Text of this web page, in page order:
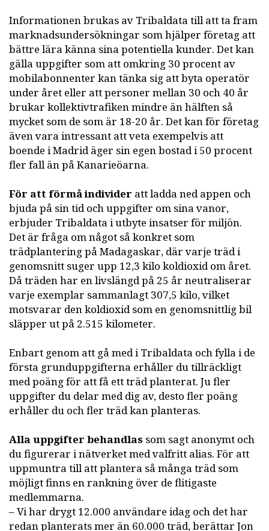
Informationen brukas av Tribaldata till att ta fram
marknadsundersökningar som hjälper företag att
bättre lära känna sina potentiella kunder. Det kan
gälla uppgifter som att omkring 30 procent av
mobilabonnenter kan tänka sig att byta operatör
under året eller att personer mellan 30 och 40 år
brukar kollektivtrafiken mindre än hälften så
mycket som de som är 18-20 år. Det kan för företag
även vara intressant att veta exempelvis att
boende i Madrid äger sin egen bostad i 50 procent
fler fall än på Kanarieöarna.
För att förmå individer att ladda ned appen och
bjuda på sin tid och uppgifter om sina vanor,
erbjuder Tribaldata i utbyte insatser för miljön.
Det är fråga om något så konkret som
trädplantering på Madagaskar, där varje träd i
genomsnitt suger upp 12,3 kilo koldioxid om året.
Då träden har en livslängd på 25 år neutraliserar
varje exemplar sammanlagt 307,5 kilo, vilket
motsvarar den koldioxid som en genomsnittlig bil
släpper ut på 2.515 kilometer.
Enbart genom att gå med i Tribaldata och fylla i de
första grunduppgifterna erhåller du tillräckligt
med poäng för att få ett träd planterat. Ju fler
uppgifter du delar med dig av, desto fler poäng
erhåller du och fler träd kan planteras.
Alla uppgifter behandlas som sagt anonymt och
du figurerar i nätverket med valfritt alias. För att
uppmuntra till att plantera så många träd som
möjligt finns en rankning över de flitigaste
medlemmarna.
– Vi har drygt 12.000 användare idag och det har
redan planterats mer än 60.000 träd, berättar Jon